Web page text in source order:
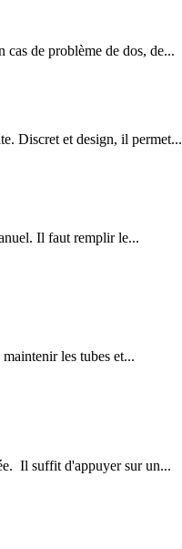
cas de problème de dos, de...
Discret et design, il permet...
Il faut remplir le...
les tubes et...
Il suffit d'appuyer sur un...